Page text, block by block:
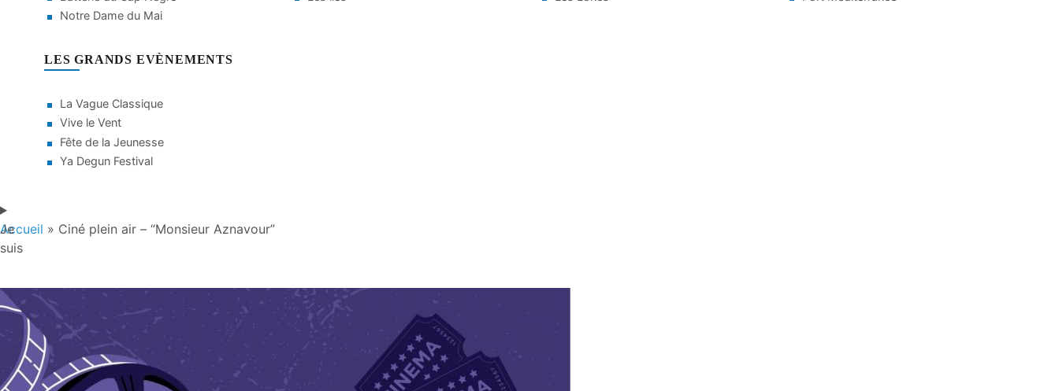
Notre Dame du Mai
LES GRANDS EVÈNEMENTS
La Vague Classique
Vive le Vent
Fête de la Jeunesse
Ya Degun Festival
Je
suis
Accueil » Ciné plein air – “Monsieur Aznavour”